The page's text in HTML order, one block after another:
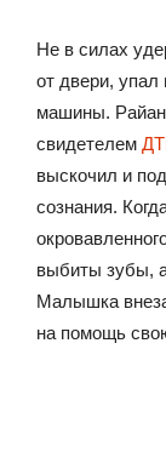
Не в силах
от двери, упал
машины.
свидетелем
выскочил и
сознания.
выбиты зубы,
Малышка
на помощь